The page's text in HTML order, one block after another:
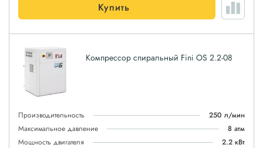
Купить
Компрессор спиральный Fini OS 2.2-08
Производительность
250 л/мин
Максимальное давление
8 атм
Мощность двигателя
2.2 кВт